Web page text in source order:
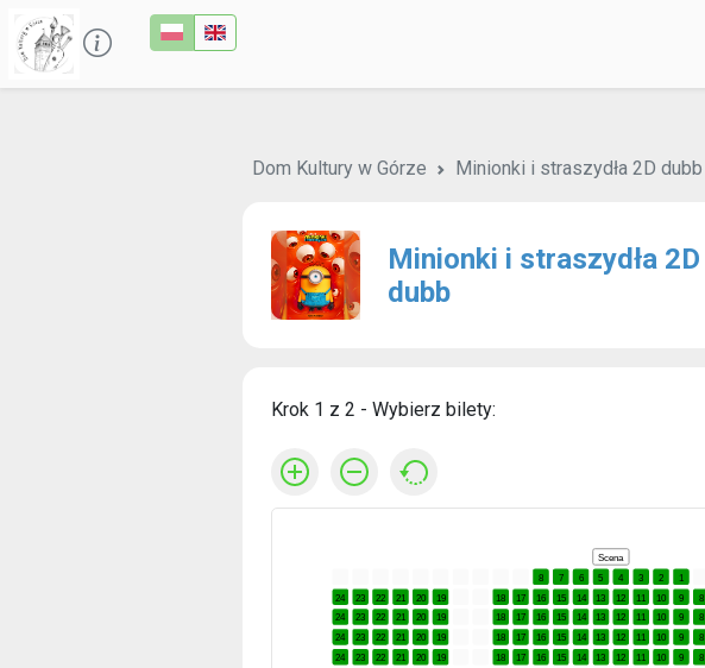
Dom Kultury w Górze Minionki i straszydła 2D dubb
Minionki i straszydła 2D
dubb
Krok 1 z 2 - Wybierz bilety:
8 7 6 5 4 3 2 1
24
23 22 21 20 19 18 17 16 15 14 13 12 11 10 9 8
24
23 22 21 20 19 18 17 16 15 14 13 12 11 10 9 8
24
23 22 21 20 19 18 17 16 15 14 13 12 11 10 9 8
24
23 22 21 20 19 18 17 16 15 14 13 12 11 10 9 8
Scena